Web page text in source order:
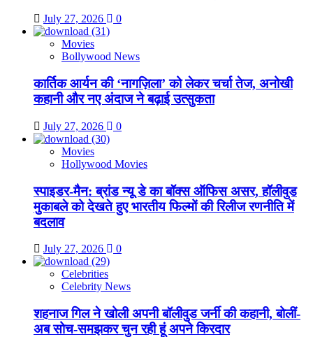
July 27, 2026 0
Movies
Bollywood News
कार्तिक आर्यन की ‘नागज़िला’ को लेकर चर्चा तेज, अनोखी
कहानी और नए अंदाज ने बढ़ाई उत्सुकता
July 27, 2026 0
Movies
Hollywood Movies
स्पाइडर-मैन: ब्रांड न्यू डे का बॉक्स ऑफिस असर, हॉलीवुड
मुकाबले को देखते हुए भारतीय फिल्मों की रिलीज रणनीति में
बदलाव
July 27, 2026 0
Celebrities
Celebrity News
शहनाज गिल ने खोली अपनी बॉलीवुड जर्नी की कहानी, बोलीं-
अब सोच-समझकर चुन रही हूं अपने किरदार